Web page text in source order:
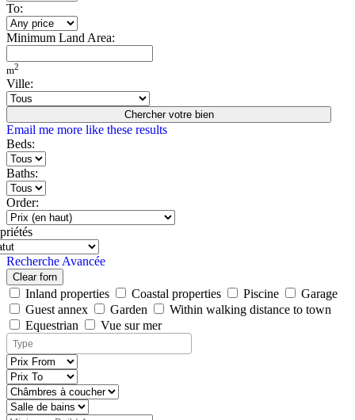
To:
Minimum Land Area:
m2
Ville:
Chercher votre bien
Email me more like these results
Beds:
Baths:
Order:
Recherche Avancée
Clear forn
Inland properties Coastal properties Piscine
Garage
Guest annex
Garden
Within walking distance to town
Equestrian
Vue sur mer